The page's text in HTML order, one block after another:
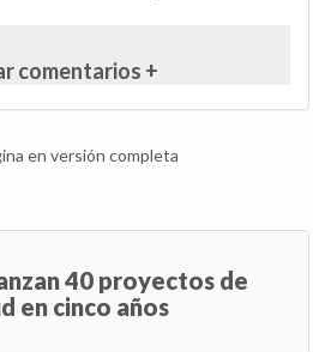
comentarios +
en versión completa
40 proyectos de
en cinco años